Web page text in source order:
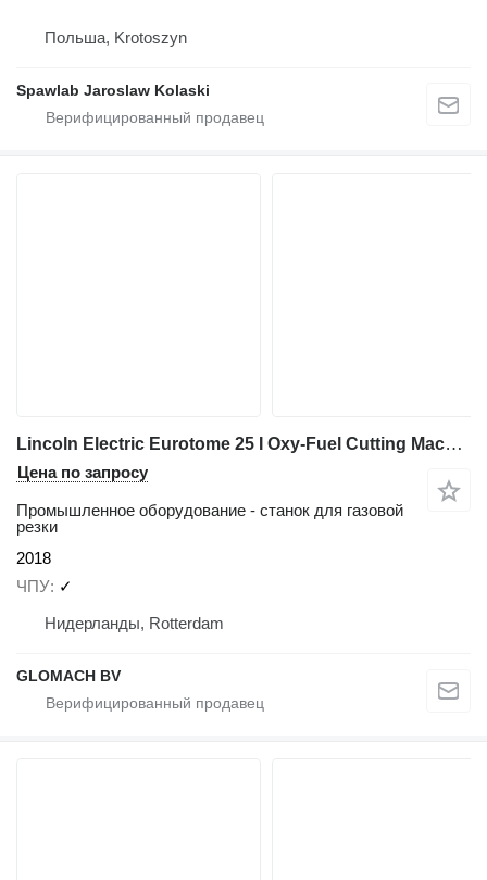
Польша, Krotoszyn
Spawlab Jaroslaw Kolaski
Lincoln Electric Eurotome 25 I Oxy-Fuel Cutting Machine I 2018
Цена по запросу
Промышленное оборудование - станок для газовой
резки
2018
ЧПУ ✓
Нидерланды, Rotterdam
GLOMACH BV